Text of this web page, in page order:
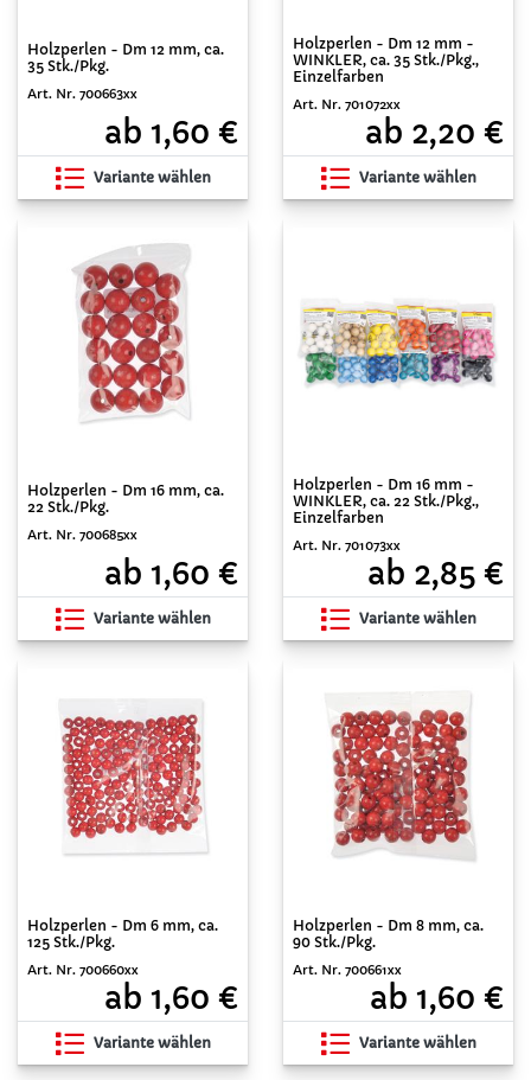
Holzperlen - Dm 12 mm, ca.
35 Stk./Pkg.
Art. Nr. 700663xx
ab 1,60 €
Variante wählen
Holzperlen - Dm 12 mm -
WINKLER, ca. 35 Stk./Pkg.,
Einzelfarben
Art. Nr. 701072xx
ab 2,20 €
Variante wählen
Holzperlen - Dm 16 mm, ca.
22 Stk./Pkg.
Art. Nr. 700685xx
ab 1,60 €
Variante wählen
Holzperlen - Dm 16 mm -
WINKLER, ca. 22 Stk./Pkg.,
Einzelfarben
Art. Nr. 701073xx
ab 2,85 €
Variante wählen
Holzperlen - Dm 6 mm, ca.
125 Stk./Pkg.
Art. Nr. 700660xx
ab 1,60 €
Variante wählen
Holzperlen - Dm 8 mm, ca.
90 Stk./Pkg.
Art. Nr. 700661xx
ab 1,60 €
Variante wählen